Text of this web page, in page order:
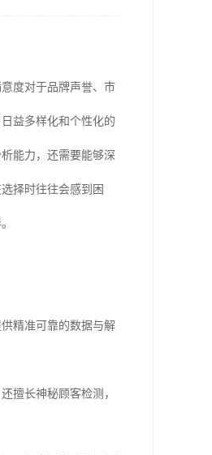
度对于品牌声誉、市
益多样化和个性化的
能力，还需要能够深
择时往往会感到困
精准可靠的数据与解
擅长神秘顾客检测，